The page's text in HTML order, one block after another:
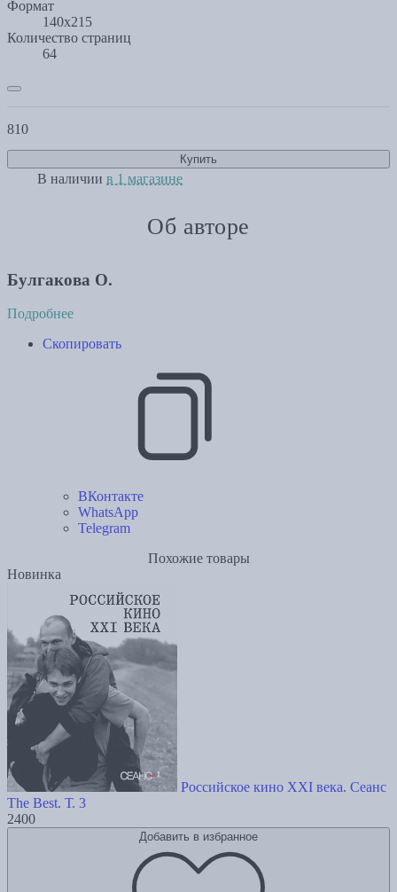
Формат
140х215
Количество страниц
64
810
Купить
В наличии в 1 магазине
Об авторе
Булгакова О.
Подробнее
Скопировать
ВКонтакте
WhatsApp
Telegram
Похожие товары
Новинка
Российское кино XXI века. Сеанс
The Best. Т. 3
2400
Добавить в избранное